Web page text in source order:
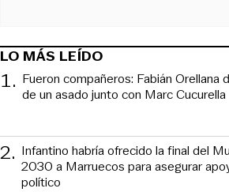
LO MÁS LEÍDO
1. Fueron compañeros: Fabián Orellana
de un asado junto con Marc Cucurella
2. Infantino habría ofrecido la final del
2030 a Marruecos para asegurar
político